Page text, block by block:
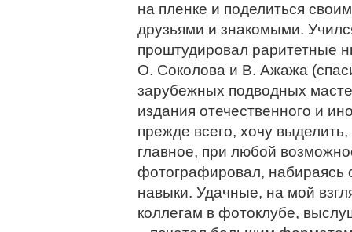
на пленке и поделиться
друзьями и знакомыми.
проштудировал раритетные
О. Соколова и В. Ажажа
зарубежных подводных
издания отечественного и
прежде всего, хочу
главное, при любой
фотографировал,
навыки. Удачные, на мой
коллегам в фотоклубе,